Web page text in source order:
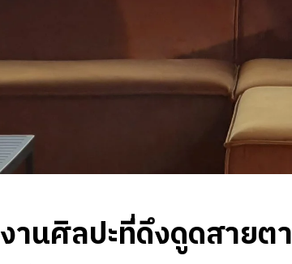
งานศิลปะที่ดึงดูดสายตา